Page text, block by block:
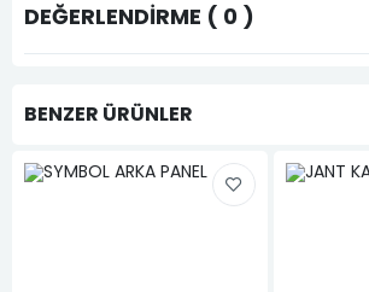
DEĞERLENDIRME ( 0 )
BENZER ÜRÜNLER